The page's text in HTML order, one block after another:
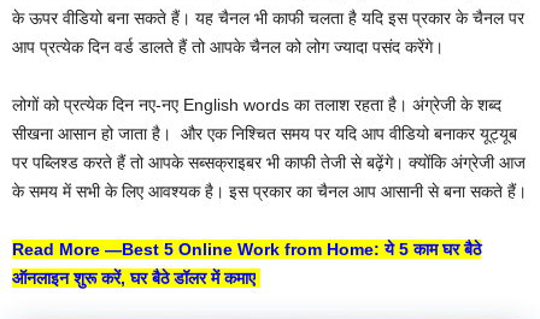
के ऊपर वीडियो बना सकते हैं। यह चैनल भी काफी चलता है यदि इस प्रकार के चैनल पर
आप प्रत्येक दिन वर्ड डालते हैं तो आपके चैनल को लोग ज्यादा पसंद करेंगे।
लोगों को प्रत्येक दिन नए-नए English words का तलाश रहता है। अंग्रेजी के शब्द
सीखना आसान हो जाता है। ‌ और एक निश्चित समय पर यदि आप वीडियो बनाकर यूट्यूब
पर पब्लिश्ड करते हैं तो आपके सब्सक्राइबर भी काफी तेजी से बढ़ेंगे। क्योंकि अंग्रेजी आज
के समय में सभी के लिए आवश्यक है। इस प्रकार का चैनल आप आसानी से बना सकते हैं।
Read More —Best 5 Online Work from Home: ये 5 काम घर बैठे
ऑनलाइन शुरू करें, घर बैठे डॉलर में कमाए